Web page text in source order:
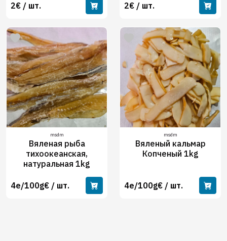
2€ / шт. 2€ / шт.
msdm
Вяленая рыба
тихоокеанская,
натуральная 1kg
4e/100g€ / шт.
msdm
Вяленый кальмар
Копченый 1kg
4e/100g€ / шт.